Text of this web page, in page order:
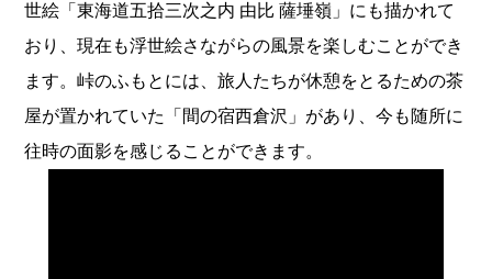
世絵「東海道五拾三次之内 由比 薩埵嶺」にも描かれて
おり、現在も浮世絵さながらの風景を楽しむことができ
ます。峠のふもとには、旅人たちが休憩をとるための茶
屋が置かれていた「間の宿西倉沢」があり、今も随所に
往時の面影を感じることができます。